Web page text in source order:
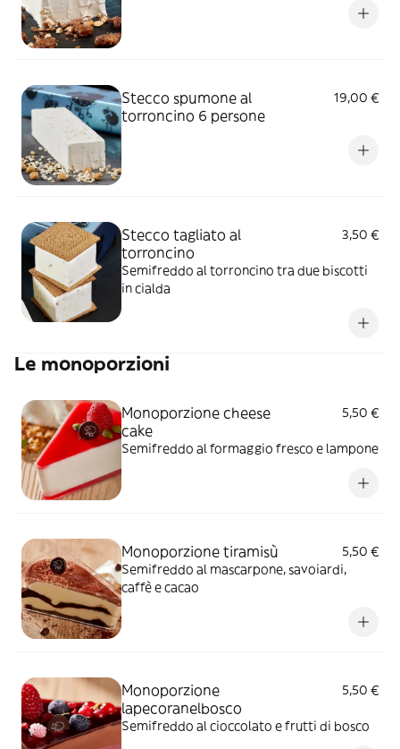
Stecco spumone al
torroncino 6 persone
19,00 €
Stecco tagliato al
torroncino
3,50 €
Semifreddo al torroncino tra due biscotti
in cialda
Le monoporzioni
Monoporzione cheese
cake
5,50 €
Semifreddo al formaggio fresco e lampone
Monoporzione tiramisù
5,50 €
Semifreddo al mascarpone, savoiardi,
caffè e cacao
Monoporzione
lapecoranelbosco
5,50 €
Semifreddo al cioccolato e frutti di bosco